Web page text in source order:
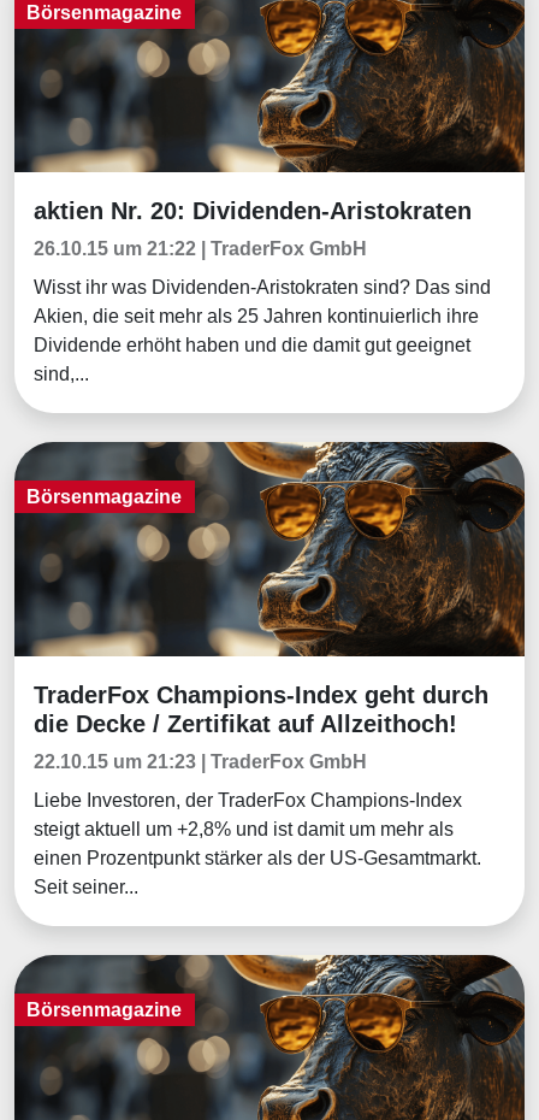
Börsenmagazine
Börsenmagazine
aktien Nr. 20: Dividenden-Aristokraten
26.10.15 um 21:22 | TraderFox GmbH
Wisst ihr was Dividenden-Aristokraten sind? Das sind
Akien, die seit mehr als 25 Jahren kontinuierlich ihre
Dividende erhöht haben und die damit gut geeignet
sind,...
Börsenmagazine
Börsenmagazine
TraderFox Champions-Index geht durch
die Decke / Zertifikat auf Allzeithoch!
22.10.15 um 21:23 | TraderFox GmbH
Liebe Investoren, der TraderFox Champions-Index
steigt aktuell um +2,8% und ist damit um mehr als
einen Prozentpunkt stärker als der US-Gesamtmarkt.
Seit seiner...
Börsenmagazine